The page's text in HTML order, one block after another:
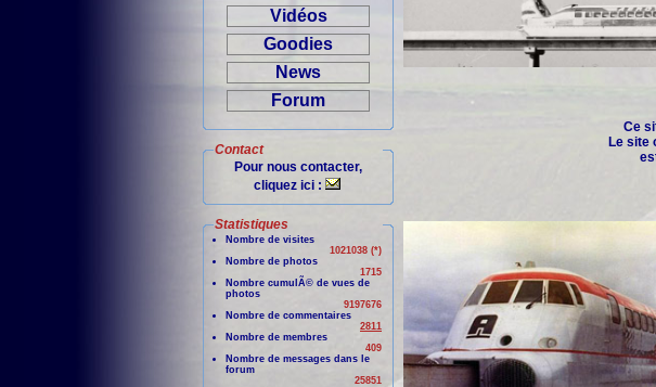
Vidéos
Goodies
News
Forum
Contact
Pour nous contacter,
cliquez ici :
Statistiques
Nombre de visites
1021038 (*)
Nombre de photos
1715
Nombre cumulÃ© de vues de
photos
9197676
Nombre de commentaires
2811
Nombre de membres
409
Nombre de messages dans le
forum
25851
Ce
Le site